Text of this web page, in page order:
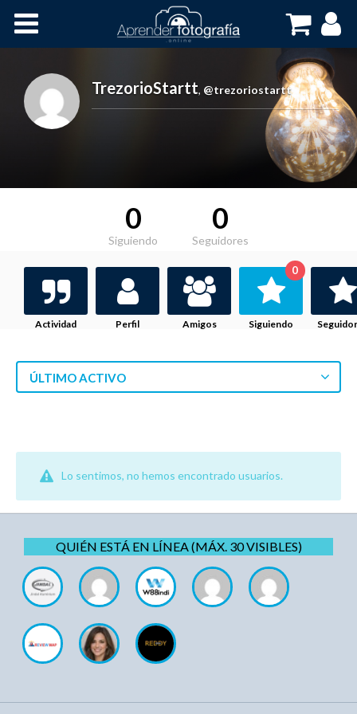
Cursos OnLine
TrezorioStartt, @trezoriostartt
0
Siguiendo
0
Seguidores
Actividad Perfil Amigos Siguiendo
0
ÚLTIMO ACTIVO
Lo sentimos, no hemos encontrado usuarios.
QUIÉN ESTÁ EN LÍNEA (MÁX. 30 VISIBLES)